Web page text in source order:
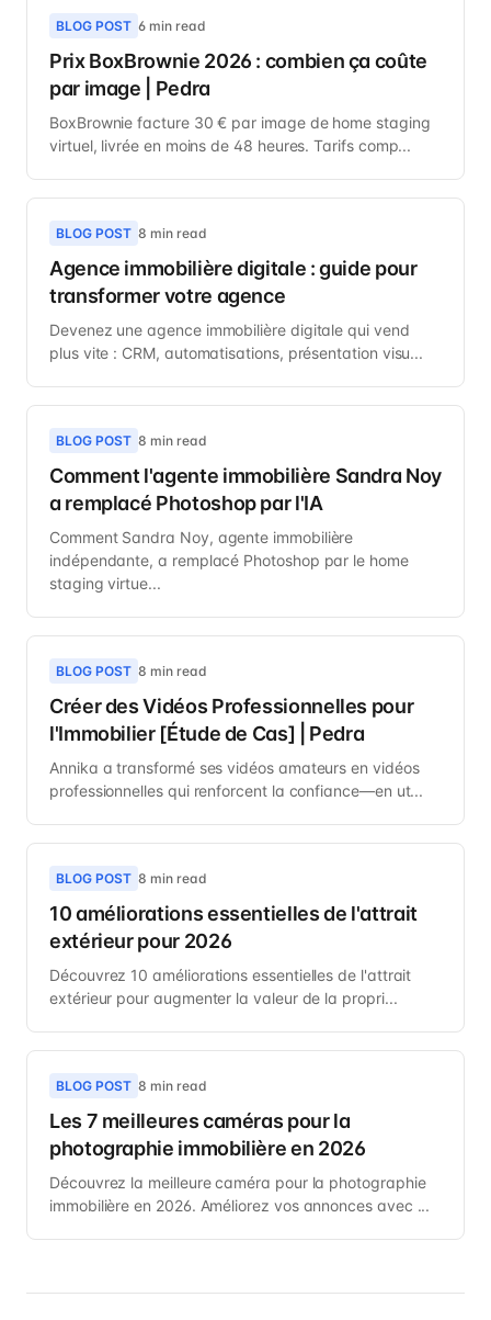
BLOG POST 6 min read
Prix BoxBrownie 2026 : combien ça coûte
par image | Pedra
BoxBrownie facture 30 € par image de home staging
virtuel, livrée en moins de 48 heures. Tarifs comp...
BLOG POST 8 min read
Agence immobilière digitale : guide pour
transformer votre agence
Devenez une agence immobilière digitale qui vend
plus vite : CRM, automatisations, présentation visu...
BLOG POST 8 min read
Comment l'agente immobilière Sandra Noy
a remplacé Photoshop par l'IA
Comment Sandra Noy, agente immobilière
indépendante, a remplacé Photoshop par le home
staging virtue...
BLOG POST 8 min read
Créer des Vidéos Professionnelles pour
l'Immobilier [Étude de Cas] | Pedra
Annika a transformé ses vidéos amateurs en vidéos
professionnelles qui renforcent la confiance—en ut...
BLOG POST 8 min read
10 améliorations essentielles de l'attrait
extérieur pour 2026
Découvrez 10 améliorations essentielles de l'attrait
extérieur pour augmenter la valeur de la propri...
BLOG POST 8 min read
Les 7 meilleures caméras pour la
photographie immobilière en 2026
Découvrez la meilleure caméra pour la photographie
immobilière en 2026. Améliorez vos annonces avec ...